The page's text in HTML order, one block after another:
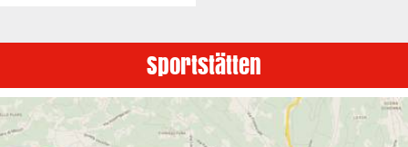
Sportstätten